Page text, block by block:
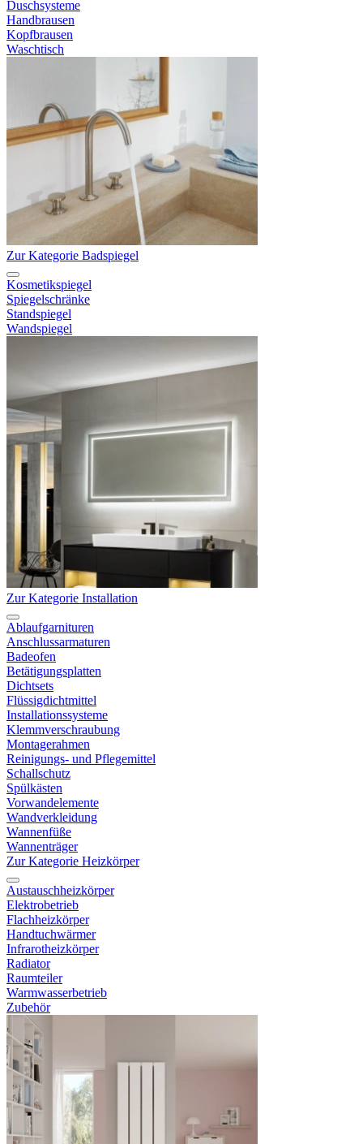
Duschsysteme
Handbrausen
Kopfbrausen
Waschtisch
Zur Kategorie Badspiegel
Kosmetikspiegel
Spiegelschränke
Standspiegel
Wandspiegel
Zur Kategorie Installation
Ablaufgarnituren
Anschlussarmaturen
Badeofen
Betätigungsplatten
Dichtsets
Flüssigdichtmittel
Installationssysteme
Klemmverschraubung
Montagerahmen
Reinigungs- und Pflegemittel
Schallschutz
Spülkästen
Vorwandelemente
Wandverkleidung
Wannenfüße
Wannenträger
Zur Kategorie Heizkörper
Austauschheizkörper
Elektrobetrieb
Flachheizkörper
Handtuchwärmer
Infrarotheizkörper
Radiator
Raumteiler
Warmwasserbetrieb
Zubehör